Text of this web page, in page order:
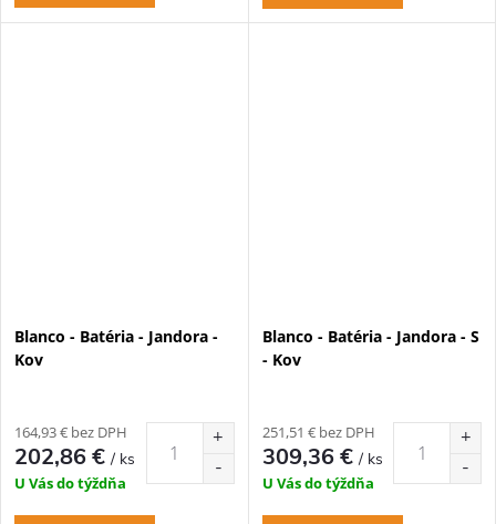
Blanco - Batéria - Jandora -
Kov
164,93 € bez DPH
202,86 €/ ks
U Vás do týždňa
Blanco - Batéria - Jandora - S
- Kov
251,51 € bez DPH
309,36 €/ ks
U Vás do týždňa